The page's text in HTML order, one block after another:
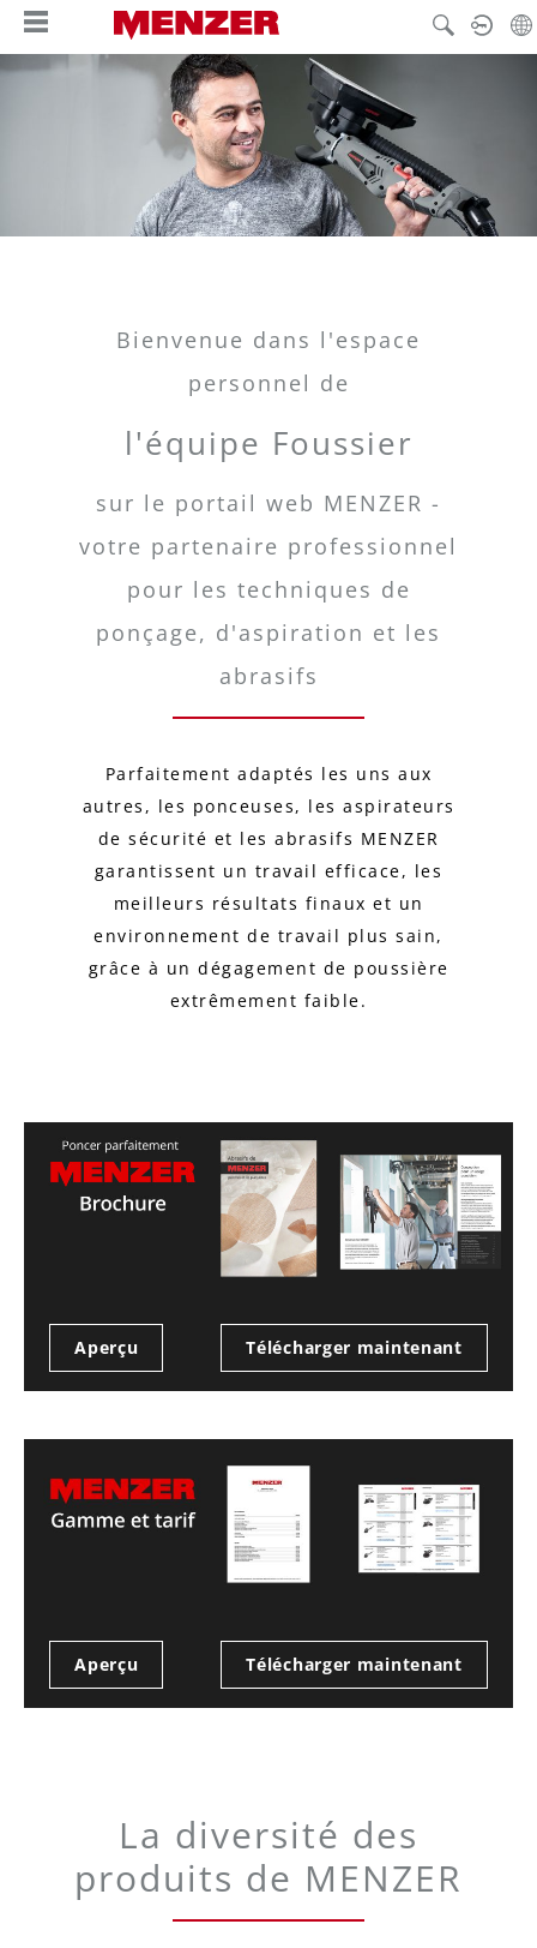
principal
Bienvenue dans l'espace
personnel de
l'équipe Foussier
sur le portail web MENZER -
votre partenaire professionnel
pour les techniques de
ponçage, d'aspiration et les
abrasifs
Parfaitement adaptés les uns aux
autres, les ponceuses, les aspirateurs
de sécurité et les abrasifs MENZER
garantissent un travail efficace, les
meilleurs résultats finaux et un
environnement de travail plus sain,
grâce à un dégagement de poussière
extrêmement faible.
Aperçu Télécharger maintenant
Aperçu Télécharger maintenant
La diversité des
produits de MENZER